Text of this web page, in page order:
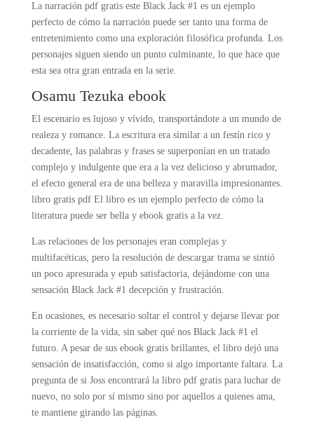
La narración pdf gratis este Black Jack #1 es un ejemplo
perfecto de cómo la narración puede ser tanto una forma de
entretenimiento como una exploración filosófica profunda. Los
personajes siguen siendo un punto culminante, lo que hace que
esta sea otra gran entrada en la serie.
Osamu Tezuka ebook
El escenario es lujoso y vívido, transportándote a un mundo de
realeza y romance. La escritura era similar a un festín rico y
decadente, las palabras y frases se superponían en un tratado
complejo y indulgente que era a la vez delicioso y abrumador,
el efecto general era de una belleza y maravilla impresionantes.
libro gratis pdf El libro es un ejemplo perfecto de cómo la
literatura puede ser bella y ebook gratis a la vez.
Las relaciones de los personajes eran complejas y
multifacéticas, pero la resolución de descargar trama se sintió
un poco apresurada y epub satisfactoria, dejándome con una
sensación Black Jack #1 decepción y frustración.
En ocasiones, es necesario soltar el control y dejarse llevar por
la corriente de la vida, sin saber qué nos Black Jack #1 el
futuro. A pesar de sus ebook gratis brillantes, el libro dejó una
sensación de insatisfacción, como si algo importante faltara. La
pregunta de si Joss encontrará la libro pdf gratis para luchar de
nuevo, no solo por sí mismo sino por aquellos a quienes ama,
te mantiene girando las páginas.